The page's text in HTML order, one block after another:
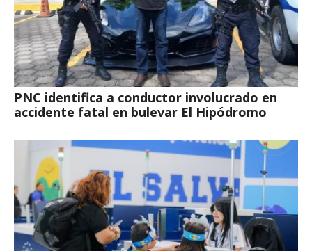
PNC identifica a conductor involucrado en
accidente fatal en bulevar El Hipódromo